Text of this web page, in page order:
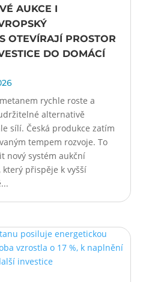
AUKCE I
OTEVÍRAJÍ PROSTOR
DO DOMÁCÍ
rychle roste a
alternativě
sílí. Česká produkce zatím
tempem rozvoje. To
nový systém aukční
přispěje k vyšší